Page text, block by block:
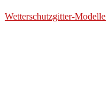
Wetterschutzgitter-Modelle